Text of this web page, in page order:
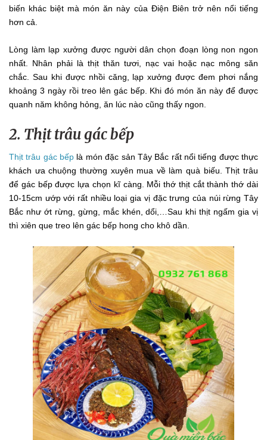
biến khác biệt mà món ăn này của Điện Biên trở nên nổi tiếng
hơn cả.
Lòng làm lạp xưởng được người dân chọn đoạn lòng non ngon
nhất. Nhân phải là thịt thăn tươi, nạc vai hoặc nạc mông săn
chắc. Sau khi được nhồi căng, lạp xưởng được đem phơi nắng
khoảng 3 ngày rồi treo lên gác bếp. Khi đó món ăn này để được
quanh năm không hỏng, ăn lúc nào cũng thấy ngon.
2. Thịt trâu gác bếp
Thịt trâu gác bếp là món đặc sản Tây Bắc rất nổi tiếng được thực
khách ưa chuộng thường xuyên mua về làm quà biếu. Thịt trâu
để gác bếp được lựa chọn kĩ càng. Mỗi thớ thịt cắt thành thớ dài
10-15cm ướp với rất nhiều loại gia vị đặc trưng của núi rừng Tây
Bắc như ớt rừng, gừng, mắc khén, dổi,…Sau khi thịt ngấm gia vị
thì xiên que treo lên gác bếp hong cho khô dần.